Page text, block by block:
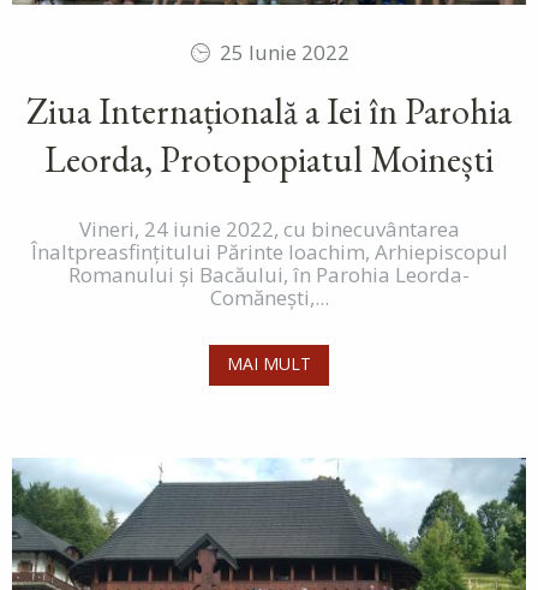
25 Iunie 2022
Ziua Internațională a Iei în Parohia
Leorda, Protopopiatul Moinești
Vineri, 24 iunie 2022, cu binecuvântarea
Înaltpreasfințitului Părinte Ioachim, Arhiepiscopul
Romanului și Bacăului, în Parohia Leorda-
Comănești,...
MAI MULT